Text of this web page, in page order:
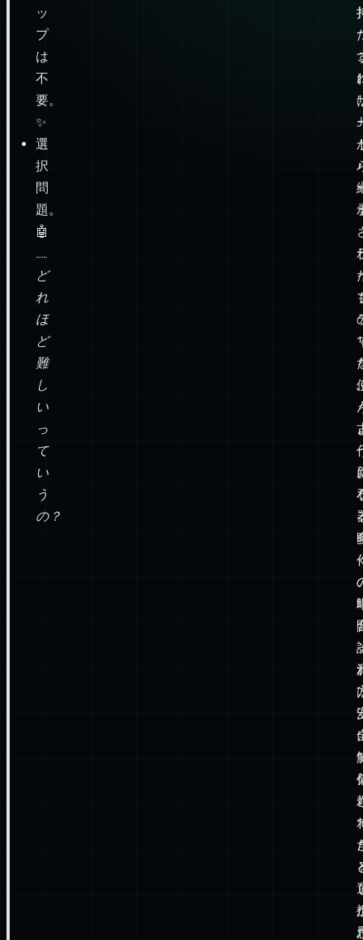
か？
ン
ア
ッ
プ
は
不
要。
✨
選
択
問
題。
🤖
……
ど
れ
ほ
ど
難
し
い
っ
て
い